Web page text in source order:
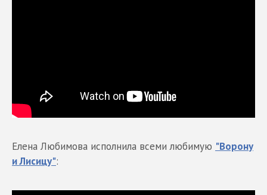
Елена Любимова исполнила всеми любимую "Ворону
и Лисицу":